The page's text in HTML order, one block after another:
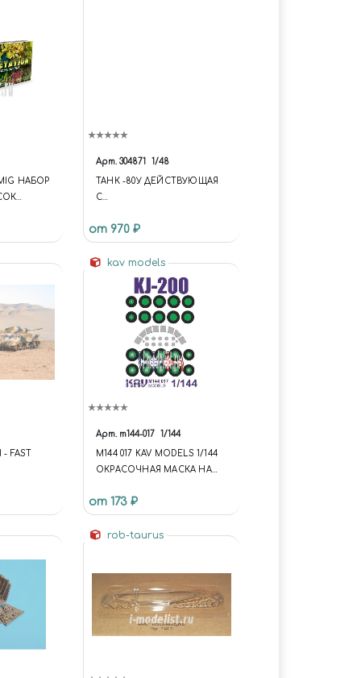
НАБОР
Арт. 304871 1/48
ТАНК -80У ДЕЙСТВУЮЩАЯ
С
М
от 970 ₽
FAST
kav models
Арт. m144-017 1/144
M144 017 KAV MODELS 1/144
ОКРАСОЧНАЯ МАСКА НА
от 173 ₽
rob-taurus